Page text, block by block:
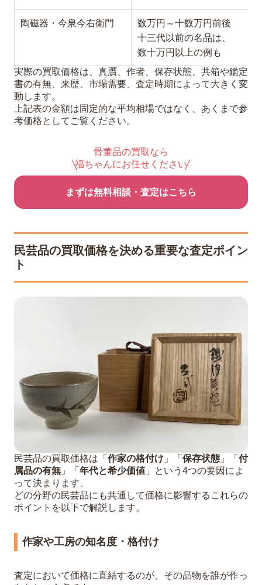
陶磁器・今泉今右衛門
数万円～十数万円前後
十三代以前の名品は、
数十万円以上の例も
実際の買取価格は、真贋、作者、保存状態、共箱や鑑定
書の有無、来歴、市場需要、査定時期によって大きく変
動します。
上記表の金額は固定的な平均相場ではなく、あくまで参
考価格としてご覧ください。
骨董品の買取なら
福ちゃんにお任せください
まずは無料相談・査定はこちら
民芸品の買取価格を決める重要な査定ポイン
ト
民芸品の買取価格は「 作家の格付け 」「 保存状態 」「 付
属品の有無 」「 年代と希少価値 」という4つの要因によ
って決まります。
どの分野の民芸品にも共通して価格に影響するこれらの
ポイントを以下で解説します。
作家や工房の知名度・格付け
査定において価格に直結するのが、その品物を誰が作っ